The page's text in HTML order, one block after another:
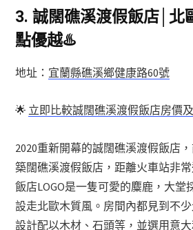
3. 誠闊礁溪渡假飯店│北
點優越♨️
地址： 宜蘭縣礁溪鄉健康路60號
🌟 立即比較誠闊礁溪渡假飯店房價
2020重新開幕的誠闊礁溪渡假飯店
築闊礁溪渡假飯店，距離火車站非
飯店LOGO是一隻可愛的麋鹿，大堂
設走北歐木質風。房間內都見到不
設計配以木材、石頭等，並選用意